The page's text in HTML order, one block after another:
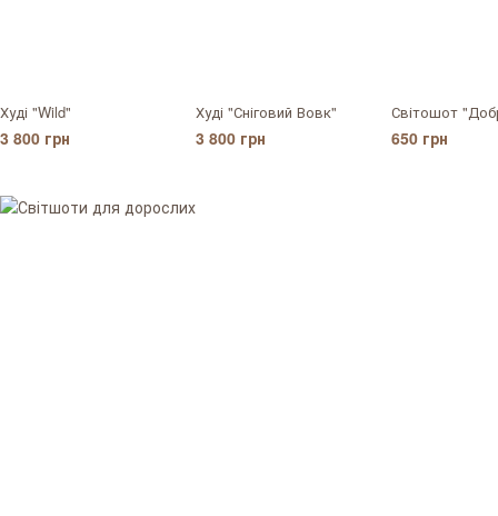
Худі "Wild"
3 800 грн
Худі "Сніговий Вовк"
3 800 грн
Світошот
650 грн